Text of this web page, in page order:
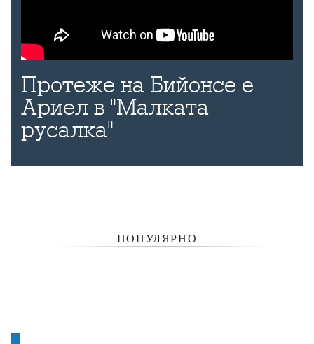
Протеже на Бийонсе е
Ариел в "Малката
русалка"
ПОПУЛЯРНО